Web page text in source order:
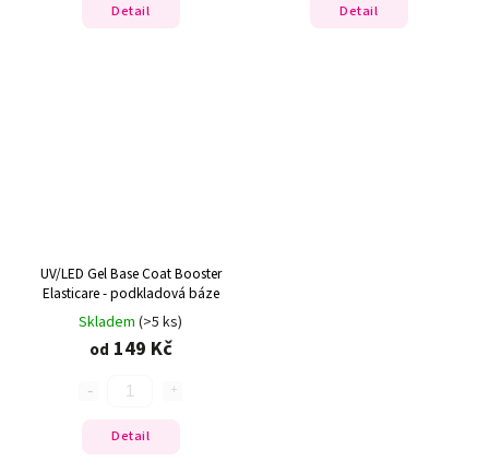
Detail Detail
UV/LED Gel Base Coat Booster
Elasticare - podkladová báze
Skladem (>5 ks)
od 149 Kč
Detail